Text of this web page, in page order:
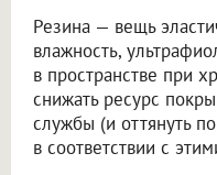
Резина — вещь
влажность,
в пространстве при
снижать ресурс
службы (и оттянуть
в соответствии с